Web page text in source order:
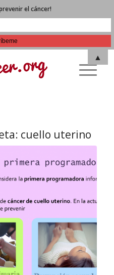
cuello uterino
el cáncer!
▲